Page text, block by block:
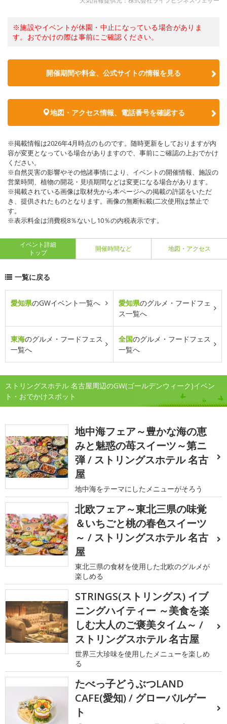
※施設やイベントが休園・中止になっている場合がありま
す。おでかけの際は事前にご確認ください。
開催期間や料金、公式サイトの情報を見る
地図・アクセス情報、電話番号を確認する
※掲載情報は2026年4月時点のものです。随時更新をしておりますが内
容が変更となっている場合がありますので、事前にご確認の上おでかけ
ください。
※自然災害の影響やその他諸事情により、イベントの開催情報、施設の
営業時間、植物の開花・見頃期間などは変更になる場合があります。
※掲載されている画像は取材先から本ページへの掲載の許諾をいただ
き、提供されたものとなります。画像の無断転載(二次使用)は禁止で
す。
※表示料金は消費税8％ないし10％の内税表示です。
イベント詳細
トップ
開催時間など 地図・アクセス
一覧に戻る
愛知県のGWイベント一覧へ 愛知県のグルメ・フードフェ
ス一覧へ
東海のグルメ・フードフェス
一覧へ
全国のグルメ・フードフェス
一覧へ
ストリングスホテル 名古屋周辺のGW(ゴールデンウィーク)イベン
ト・おでかけスポット
地中海フェア～豊かな海の恵
みと魅惑の苺スイーツ～第ニ
弾 / ストリングスホテル 名古
屋
地中海をテーマにしたメニューがそろう
北欧フェア～東北三県の味覚
＆いちごと桃の春色スイーツ
～ / ストリングスホテル 名古
屋
東北三県の食材を使用した北欧のグルメが
楽しめる
STRINGS(ストリングス) イブ
ニングハイティー ～美食を楽
しむ大人のご褒美タイム～ /
ストリングスホテル 名古屋
世界三大珍味を使用したメニューを楽しめ
る
たべっ子どうぶつLAND
CAFE(愛知) / グローバルゲー
ト